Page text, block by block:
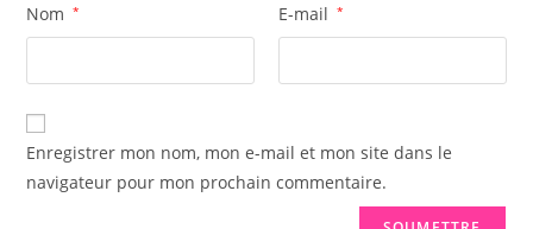
Nom * E-mail *
Enregistrer mon nom, mon e-mail et mon site dans le
navigateur pour mon prochain commentaire.